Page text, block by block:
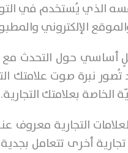
الذي يُستخدم في
الإلكتروني
أساسي حول التحدث مع
تُصور نبرة صوت علامتك
الخاصة بعلامتك التجارية.
التجارية معروف
أخرى تتعامل